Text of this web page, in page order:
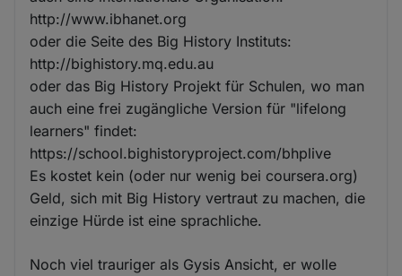
http://www.ibhanet.org
oder die Seite des Big History Instituts:
http://bighistory.mq.edu.au
oder das Big History Projekt für Schulen, wo man
auch eine frei zugängliche Version für "lifelong
learners" findet:
https://school.bighistoryproject.com/bhplive
Es kostet kein (oder nur wenig bei coursera.org)
Geld, sich mit Big History vertraut zu machen, die
einzige Hürde ist eine sprachliche.
Noch viel trauriger als Gysis Ansicht, er wolle